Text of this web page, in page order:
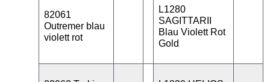
82061
Outremer blau
violett rot
L1280
SAGITTARII
Blau Violett Rot
Gold